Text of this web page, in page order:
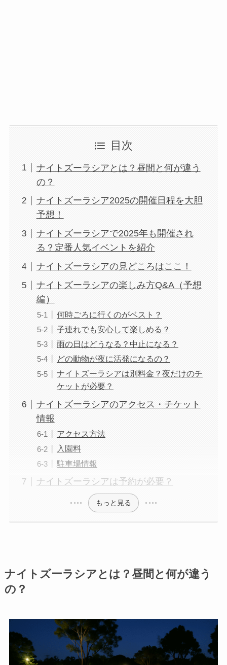
目次
ナイトズーラシアとは？昼間と何が違う
の？
ナイトズーラシア2025の開催日程を大胆
予想！
ナイトズーラシアで2025年も開催され
る？定番人気イベントを紹介
ナイトズーラシアの見どころはここ！
ナイトズーラシアの楽しみ方Q&A（予想
編）
何時ごろに行くのがベスト？
子連れでも安心して楽しめる？
雨の日はどうなる？中止になる？
どの動物が夜に活発になるの？
ナイトズーラシアは別料金？夜だけのチ
ケットが必要？
ナイトズーラシアのアクセス・チケット
情報
アクセス方法
入園料
駐車場情報
ナイトズーラシアは予約が必要？
もっと見る
ナイトズーラシアとは？昼間と何が違う
の？